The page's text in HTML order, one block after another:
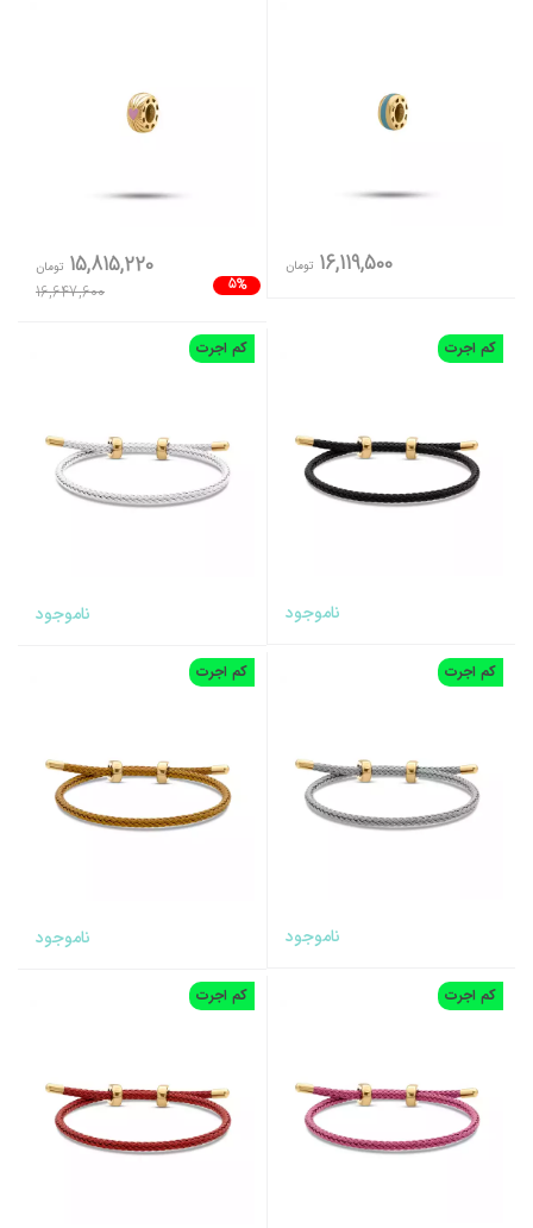
16,119,500 تومان
5%
15,815,220 تومان
16,647,600
کم اجرت
ناموجود
کم اجرت
ناموجود
کم اجرت
ناموجود
کم اجرت
ناموجود
کم اجرت کم اجرت